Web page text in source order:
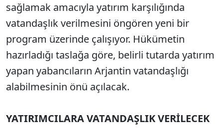
sağlamak amacıyla yatırım karşılığında
vatandaşlık verilmesini öngören yeni bir
program üzerinde çalışıyor. Hükümetin
hazırladığı taslağa göre, belirli tutarda yatırım
yapan yabancıların Arjantin vatandaşlığı
alabilmesinin önü açılacak.
YATIRIMCILARA VATANDAŞLIK VERİLECEK